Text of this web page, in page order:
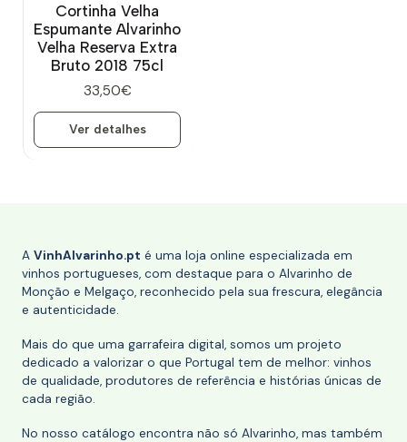
Cortinha Velha
Espumante Alvarinho
Velha Reserva Extra
Bruto 2018 75cl
33,50€
Ver detalhes
A VinhAlvarinho.pt é uma loja online especializada em
vinhos portugueses, com destaque para o Alvarinho de
Monção e Melgaço, reconhecido pela sua frescura, elegância
e autenticidade.
Mais do que uma garrafeira digital, somos um projeto
dedicado a valorizar o que Portugal tem de melhor: vinhos
de qualidade, produtores de referência e histórias únicas de
cada região.
No nosso catálogo encontra não só Alvarinho, mas também